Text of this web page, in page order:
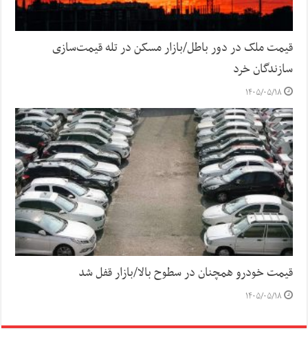
قیمت ملک در دور باطل/بازار مسکن در تله قیمت‌سازی
سازندگان خرد
۱۴۰۵/۰۵/۱۸
قیمت خودرو همچنان در سطوح بالا/بازار قفل شد
۱۴۰۵/۰۵/۱۸